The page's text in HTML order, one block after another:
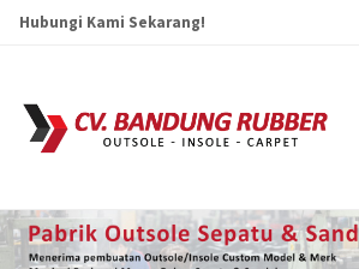
Hubungi Kami Sekarang!